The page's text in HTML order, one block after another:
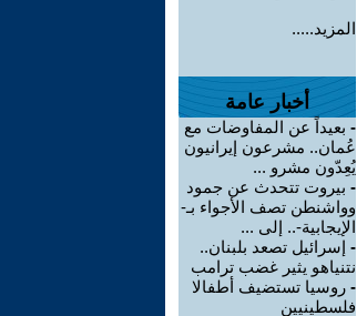
المزيد.....
أخبار عامة
- بعيداً عن المفاوضات مع
عُمان.. مشرعون إيرانيون
يُعِدّون مشرو ...
- بيروت تتحدث عن جمود
وواشنطن تصف الأجواء بـ-
الإيجابية-.. إلى ...
- إسرائيل تصعد بلبنان..
نتنياهو يثير غضب ترامب
- روسيا تستضيف أطفالا
فلسطينيين